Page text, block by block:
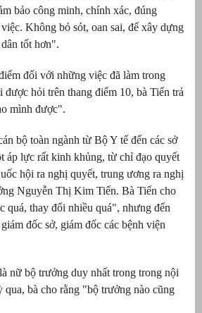
bảo công minh, chính xác, đúng
Không bỏ sót, oan sai, để xây dựng
tốt hơn".
đối với những việc đã làm trong
hỏi trên thang điểm 10, bà Tiến trả
mình được".
bộ toàn ngành từ Bộ Y tế đến các sở
áp lực rất kinh khủng, từ chỉ đạo quyết
hội ra nghị quyết, trung ương ra nghị
Nguyễn Thị Kim Tiến. Bà Tiến cho
quá, thay đổi nhiều quá", nhưng đến
đốc sở, giám đốc các bệnh viện
nữ bộ trưởng duy nhất trong trong nội
qua, bà cho rằng "bộ trưởng nào cũng